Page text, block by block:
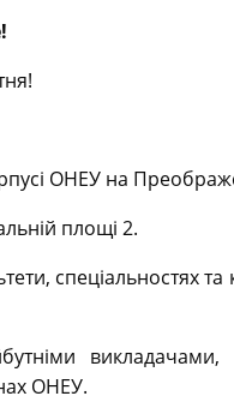
ОНЕУ на
площі 2.
спеціальностях та
викладачами,
ОНЕУ.